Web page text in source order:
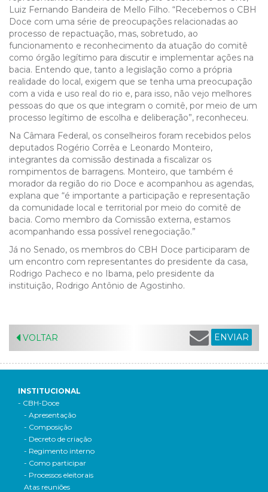
Luiz Fernando Bandeira de Mello Filho. “Recebemos o CBH
Doce com uma série de preocupações relacionadas ao
processo de repactuação, mas, sobretudo, ao
funcionamento e reconhecimento da atuação do comitê
como órgão legítimo para discutir e implementar ações na
bacia. Entendo que, tanto a legislação como a própria
realidade do local, exigem que se tenha uma preocupação
com a vida e uso real do rio e, para isso, não vejo melhores
pessoas do que os que integram o comitê, por meio de um
processo legítimo de escolha e deliberação”, reconheceu.
Na Câmara Federal, os conselheiros foram recebidos pelos
deputados Rogério Corrêa e Leonardo Monteiro,
integrantes da comissão destinada a fiscalizar os
rompimentos de barragens. Monteiro, que também é
morador da região do rio Doce e acompanhou as agendas,
explana que “é importante a participação e representação
da comunidade local e territorial por meio do comitê de
bacia. Como membro da Comissão externa, estamos
acompanhando essa possível renegociação.”
Já no Senado, os membros do CBH Doce participaram de
um encontro com representantes do presidente da casa,
Rodrigo Pacheco e no Ibama, pelo presidente da
instituição, Rodrigo Antônio de Agostinho.
VOLTAR ENVIAR
INSTITUCIONAL
- CBH-Doce
- Apresentação
- Composição
- Decreto de criação
- Regimento interno
- Como participar
- Processos eleitorais
Atas reuniões